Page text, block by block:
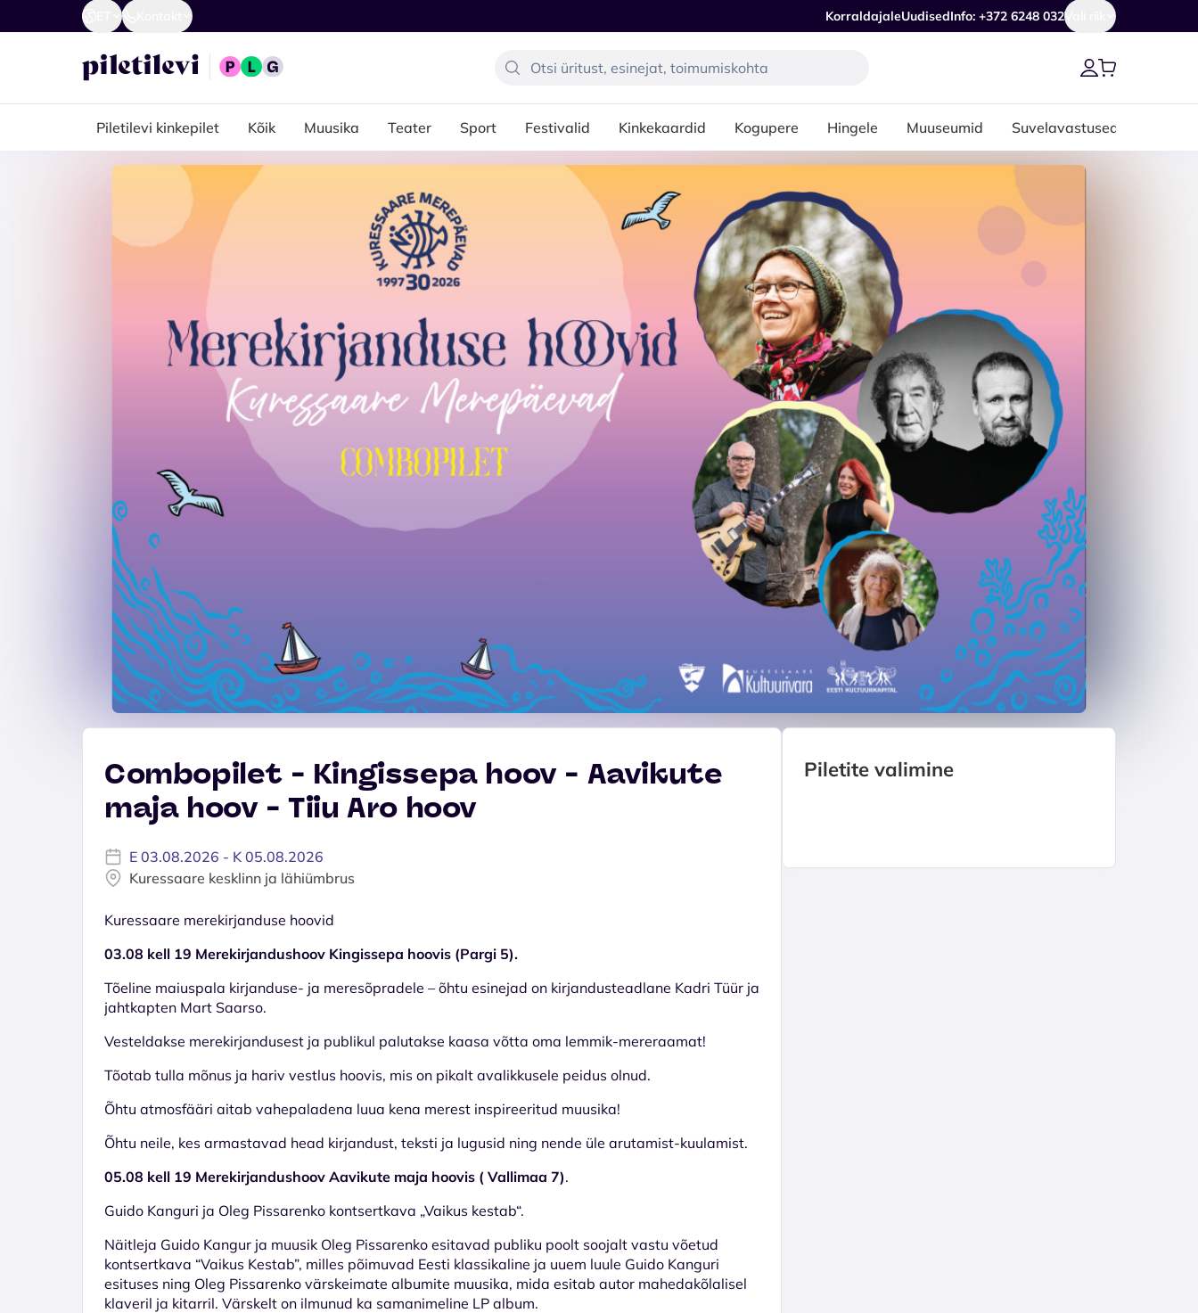
KorraldajaleUudisedInfo: +372 6248 032Vali riik
Piletilevi kinkepilet Kõik Muusika Teater Sport Festivalid Kinkekaardid Kogupere Hingele Muuseumid Suvelavastused
Combopilet - Kingissepa hoov - Aavikute
maja hoov - Tiiu Aro hoov
E 03.08.2026 - K 05.08.2026
Kuressaare kesklinn ja lähiümbrus
Kuressaare merekirjanduse hoovid
03.08 kell 19 Merekirjandushoov Kingissepa hoovis (Pargi 5).
Tõeline maiuspala kirjanduse- ja meresõpradele – õhtu esinejad on kirjandusteadlane Kadri Tüür ja
jahtkapten Mart Saarso.
Vesteldakse merekirjandusest ja publikul palutakse kaasa võtta oma lemmik-mereraamat!
Tõotab tulla mõnus ja hariv vestlus hoovis, mis on pikalt avalikkusele peidus olnud.
Õhtu atmosfääri aitab vahepaladena luua kena merest inspireeritud muusika!
Õhtu neile, kes armastavad head kirjandust, teksti ja lugusid ning nende üle arutamist-kuulamist.
05.08 kell 19 Merekirjandushoov Aavikute maja hoovis ( Vallimaa 7).
Guido Kanguri ja Oleg Pissarenko kontsertkava „Vaikus kestab“.
Näitleja Guido Kangur ja muusik Oleg Pissarenko esitavad publiku poolt soojalt vastu võetud
kontsertkava “Vaikus Kestab”, milles põimuvad Eesti klassikaline ja uuem luule Guido Kanguri
esituses ning Oleg Pissarenko värskeimate albumite muusika, mida esitab autor mahedakõlalisel
klaveril ja kitarril. Värskelt on ilmunud ka samanimeline LP album.
Piletite valimine